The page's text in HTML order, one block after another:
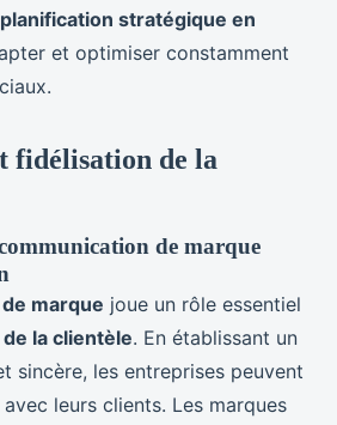
planification stratégique en
et optimiser constamment
fidélisation de la
de marque
marque joue un rôle essentiel
la clientèle. En établissant un
sincère, les entreprises peuvent
leurs clients. Les marques